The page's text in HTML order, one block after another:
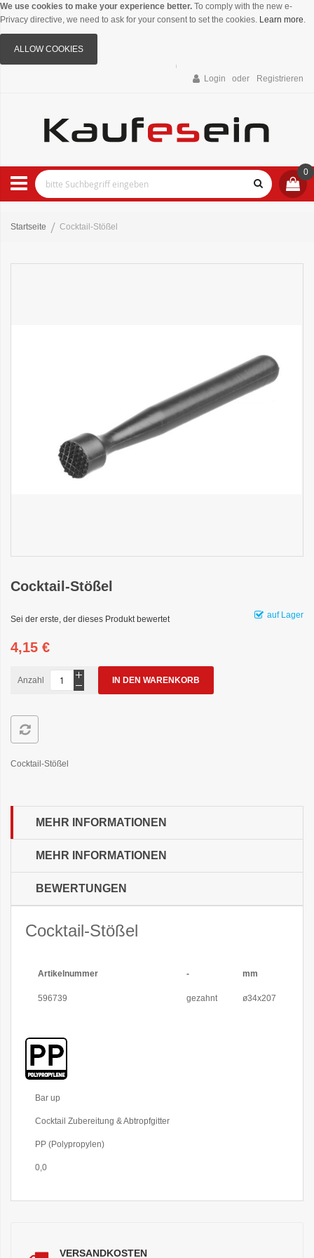
We use cookies to make your experience better. To comply with the new e-
Privacy directive, we need to ask for your consent to set the cookies. Learn more.
ALLOW COOKIES
Login Registrieren
0
Startseite Cocktail-Stößel
Cocktail-Stößel
auf Lager
Sei der erste, der dieses Produkt bewertet
4,15 €
Anzahl IN DEN WARENKORB
Cocktail-Stößel
MEHR INFORMATIONEN
MEHR INFORMATIONEN
BEWERTUNGEN
Cocktail-Stößel
Artikelnummer - mm
596739 gezahnt ø34x207
Informationen
Bar up
Cocktail Zubereitung & Abtropfgitter
PP (Polypropylen)
0,0
VERSANDKOSTEN